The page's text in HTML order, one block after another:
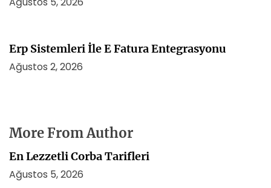
Erp Sistemleri İle E Fatura Entegrasyonu
Ağustos 2, 2026
More From Author
En Lezzetli Corba Tarifleri
Ağustos 5, 2026